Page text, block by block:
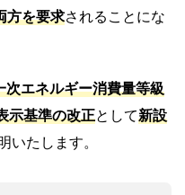
方を要求されることにな
次エネルギー消費量等級
示基準の改正として新設
いたします。